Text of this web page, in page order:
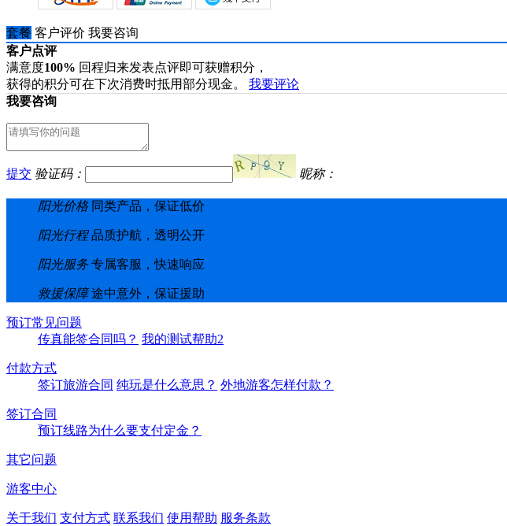
套餐 客户评价 我要咨询
客户点评
满意度100% 回程归来发表点评即可获赠积分，
获得的积分可在下次消费时抵用部分现金。
我要评论
我要咨询
提交 验证码： 昵称：
阳光价格 同类产品，保证低价
阳光行程 品质护航，透明公开
阳光服务 专属客服，快速响应
救援保障 途中意外，保证援助
预订常见问题
传真能签合同吗？ 我的测试帮助2
付款方式
签订旅游合同 纯玩是什么意思？ 外地游客怎样付款？
签订合同
预订线路为什么要支付定金？
其它问题
游客中心
关于我们 支付方式 联系我们 使用帮助 服务条款